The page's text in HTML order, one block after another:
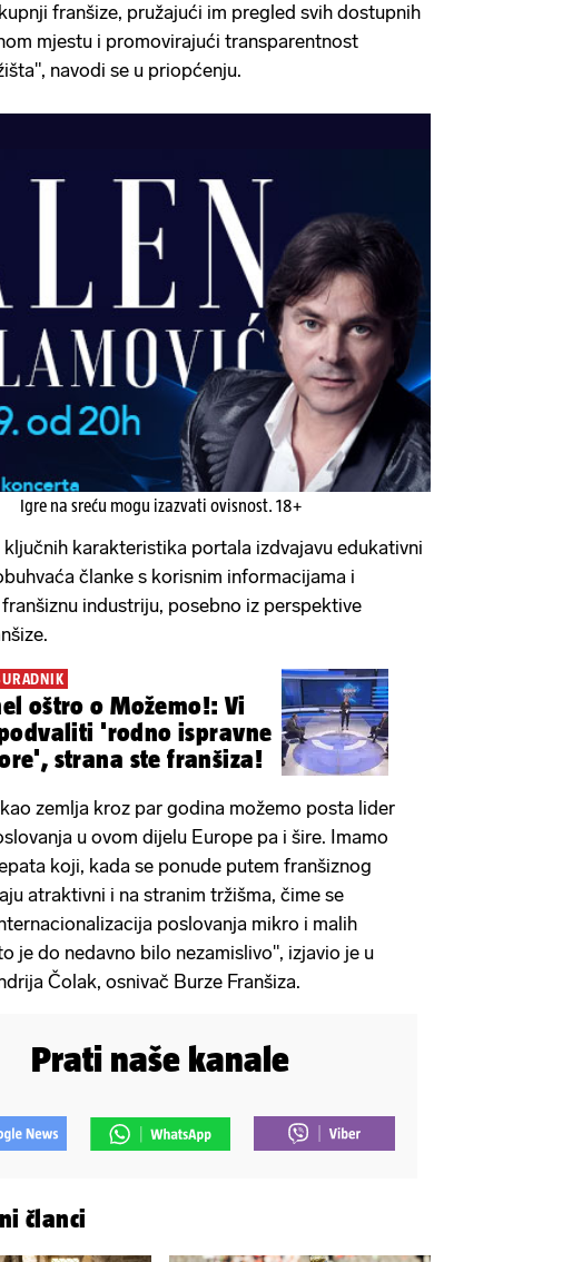
franšize, pružajući im pregled svih dostupnih
mjestu i promovirajući transparentnost
navodi se u priopćenju.
Igre na sreću mogu izazvati ovisnost. 18+
ključnih karakteristika portala izdvajavu edukativni
članke s korisnim informacijama i
industriju, posebno iz perspektive
oštro o Možemo!: Vi
'rodno ispravne
strana ste franšiza!
zemlja kroz par godina možemo posta lider
u ovom dijelu Europe pa i šire. Imamo
koji, kada se ponude putem franšiznog
atraktivni i na stranim tržišma, čime se
poslovanja mikro i malih
je do nedavno bilo nezamislivo", izjavio je u
Čolak, osnivač Burze Franšiza.
Prati naše kanale
članci